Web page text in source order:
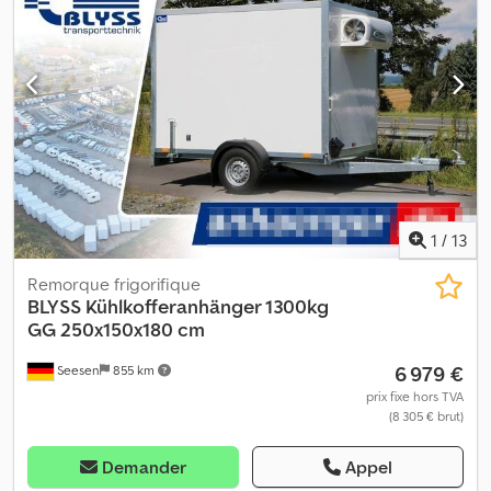
centralisé, 2 places, direction assistée, boîte de vitesses manuelle
5 rapports, compte-tours, airbag conducteur, radio CD, vitres
électriques, groupe frigorifique Carrier Viento 200, Euro 4,
transport de produits frais, porte arrière simple, etc. Sous réserve
d’erreurs, de vente intermédiaire et de fautes de frappe. Vente
uniquement aux professionnels et à l’exportation. !!!! Réf. Fg-5469
!!!! Code clé 10 !!!!! Essai ou contrôle possible chez TÜV, Dekra ou
Fiat !!!!! Dcjdpfsrfl Rmex Af Sek
1 / 13
Seesen 855 km
Remorque frigorifique
BLYSS Kühlkofferanhänger 1300kg
GG 250x150x180 cm
6 979 €
prix fixe hors TVA
(8 305 € brut)
Demander Appel